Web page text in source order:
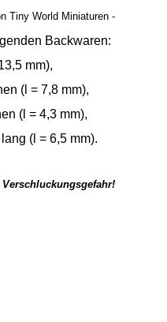
Tiny World Miniaturen -
Backwaren:
mm),
(l = 7,8 mm),
(l = 4,3 mm),
(l = 6,5 mm).